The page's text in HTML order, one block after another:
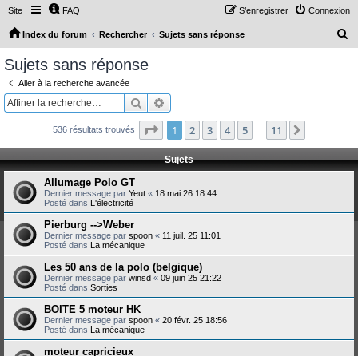
Site FAQ Connexion
S’enregistrer
Index du forum Rechercher Sujets sans réponse
c
h
Sujets sans réponse
Aller à la recherche avancée
Rechercher
536 résultats trouvés Page 1sur11
1 2 3 4 5 11
Sujets
Allumage Polo GT
Dernier message par Yeut « 18 mai 26 18:44
Posté dans L'électricité
Pierburg -->Weber
Dernier message par spoon « 11 juil. 25 11:01
Posté dans La mécanique
Les 50 ans de la polo (belgique)
Dernier message par winsd « 09 juin 25 21:22
Posté dans Sorties
BOITE 5 moteur HK
Dernier message par spoon « 20 févr. 25 18:56
Posté dans La mécanique
moteur capricieux